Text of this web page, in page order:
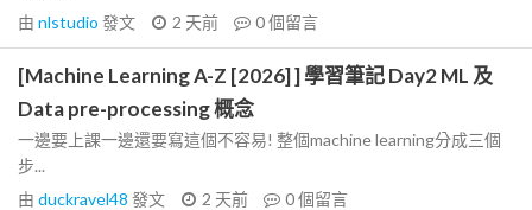
由 nlstudio 發文 2 天前 0個留言
[Machine Learning A-Z [2026] ] 學習筆記 Day2 ML 及
Data pre-processing 概念
一邊要上課一邊還要寫這個不容易! 整個machine learning分成三個
步...
由 duckravel48 發文 2 天前 0個留言